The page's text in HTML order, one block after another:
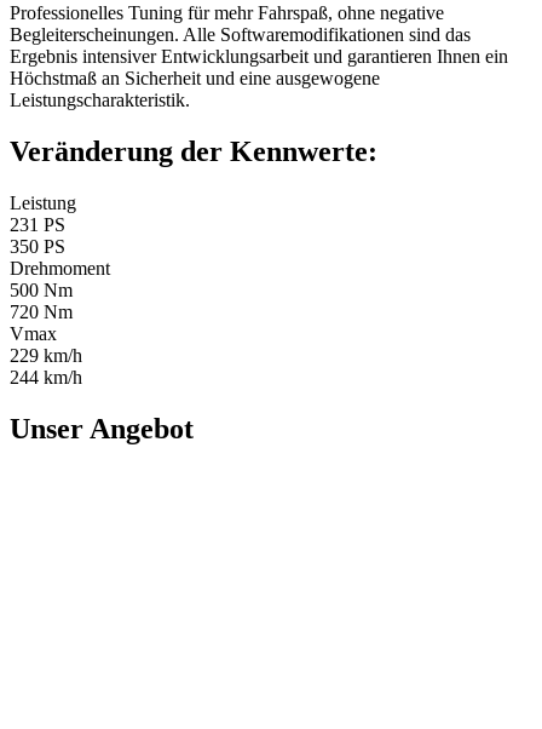
Professionelles Tuning für mehr Fahrspaß, ohne negative
Begleiterscheinungen. Alle Softwaremodifikationen sind das
Ergebnis intensiver Entwicklungsarbeit und garantieren Ihnen ein
Höchstmaß an Sicherheit und eine ausgewogene
Leistungscharakteristik.
Veränderung der Kennwerte:
Leistung
231 PS
350 PS
Drehmoment
500 Nm
720 Nm
Vmax
229 km/h
244 km/h
Unser Angebot